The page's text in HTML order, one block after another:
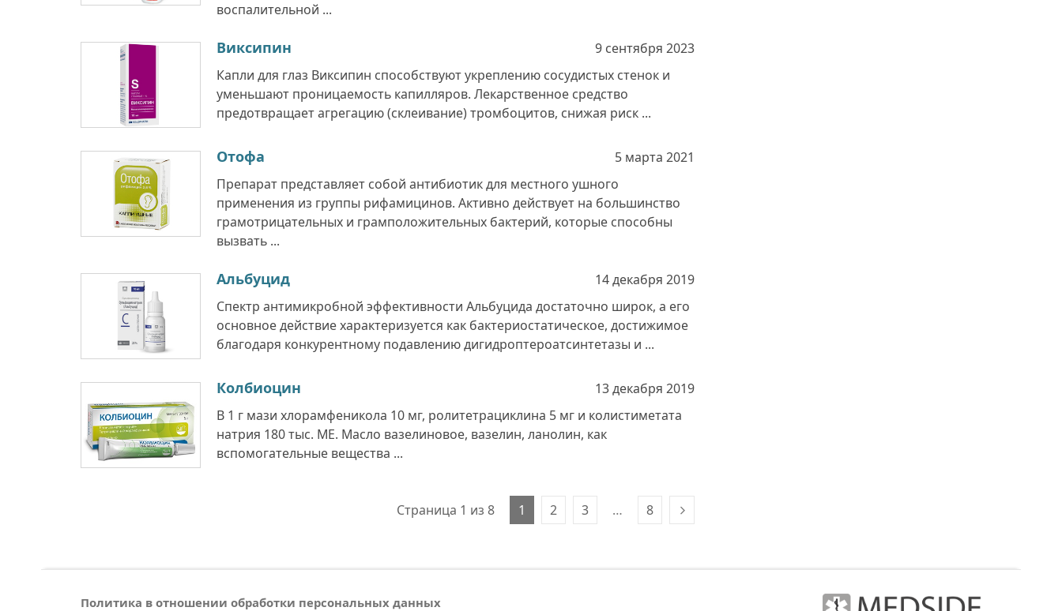
воспалительной ...
9 сентября 2023
Виксипин
Капли для глаз Виксипин способствуют укреплению сосудистых стенок и
уменьшают проницаемость капилляров. Лекарственное средство
предотвращает агрегацию (склеивание) тромбоцитов, снижая риск ...
5 марта 2021
Отофа
Препарат представляет собой антибиотик для местного ушного
применения из группы рифамицинов. Активно действует на большинство
грамотрицательных и грамположительных бактерий, которые способны
вызвать ...
14 декабря 2019
Альбуцид
Спектр антимикробной эффективности Альбуцида достаточно широк, а его
основное действие характеризуется как бактериостатическое, достижимое
благодаря конкурентному подавлению дигидроптероатсинтетазы и ...
13 декабря 2019
Колбиоцин
В 1 г мази хлорамфеникола 10 мг, ролитетрациклина 5 мг и колистиметата
натрия 180 тыс. МЕ. Масло вазелиновое, вазелин, ланолин, как
вспомогательные вещества ...
Страница 1 из 8 1 2 3 … 8
Политика в отношении обработки персональных данных